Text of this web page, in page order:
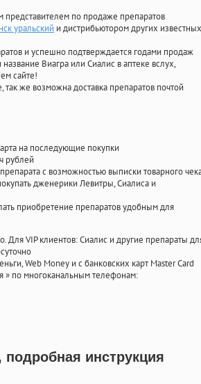
по продаже препаратов
уральский и дистрибьютором других известных
и успешно подтверждается годами продаж
Виагра или Сиалис в аптеке вслух,
сайте!
же возможна доставка препаратов почтой
на последующие покупки
рублей
с возможностью выписки товарного
дженерики Левитры, Сиалиса и
приобретение препаратов удобным для
Для VIP клиентов: Сиалис и другие препараты
Web Money и с банковских карт Master Card
» по многоканальным телефонам:
инструкция